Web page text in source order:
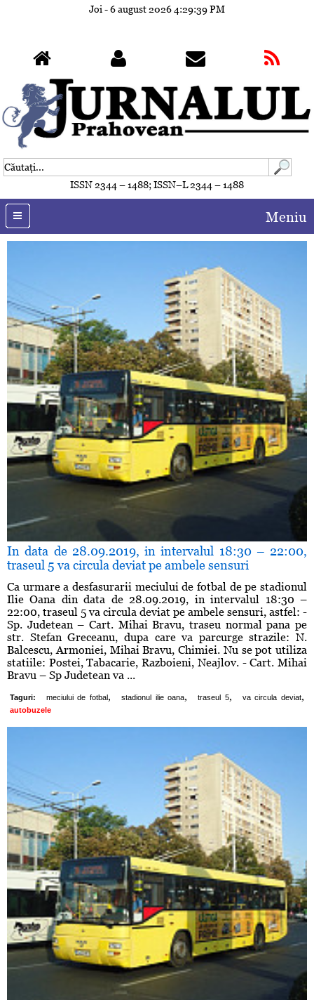
Joi - 6 august 20264:29:41 PM
ISSN 2344 – 1488; ISSN–L 2344 – 1488
Meniu
In data de 28.09.2019, in intervalul 18:30 – 22:00,
traseul 5 va circula deviat pe ambele sensuri
Ca urmare a desfasurarii meciului de fotbal de pe stadionul
Ilie Oana din data de 28.09.2019, in intervalul 18:30 –
22:00, traseul 5 va circula deviat pe ambele sensuri, astfel: -
Sp. Judetean – Cart. Mihai Bravu, traseu normal pana pe
str. Stefan Greceanu, dupa care va parcurge strazile: N.
Balcescu, Armoniei, Mihai Bravu, Chimiei. Nu se pot utiliza
statiile: Postei, Tabacarie, Razboieni, Neajlov. - Cart. Mihai
Bravu – Sp Judetean va ...
Taguri: meciului de fotbal , stadionul ilie oana, traseul 5, va circula deviat,
autobuzele